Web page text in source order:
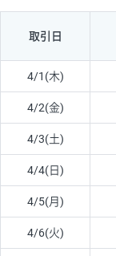
取引日
4/1(木)
4/2(金)
4/3(土)
4/4(日)
4/5(月)
4/6(火)